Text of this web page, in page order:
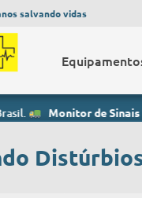
salvando vidas
de Sinais Vitais-